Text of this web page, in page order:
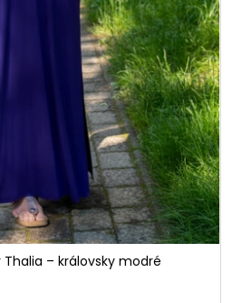
Thalia – královsky modré